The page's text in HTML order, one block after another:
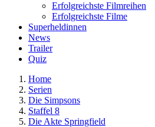
Erfolgreichste Filmreihen
Erfolgreichste Filme
Superheldinnen
News
Trailer
Quiz
Home
Serien
Die Simpsons
Staffel 8
Die Akte Springfield